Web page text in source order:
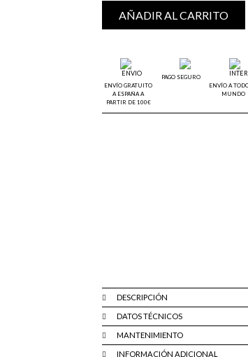
AÑADIR AL CARRITO
ENVÍO GRATUITO
A ESPAÑA A
PARTIR DE 100€
PAGO SEGURO
ENVÍO A
MUNDO
DESCRIPCIÓN
DATOS TÉCNICOS
MANTENIMIENTO
INFORMACIÓN ADICIONAL